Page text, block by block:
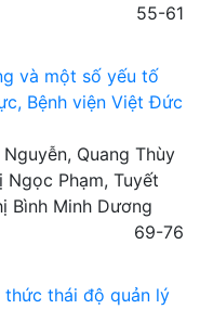
55-61
và một số yếu tố
Bệnh viện Việt Đức
Quang Thùy
Ngọc Phạm, Tuyết
Bình Minh Dương
69-76
thức thái độ quản lý